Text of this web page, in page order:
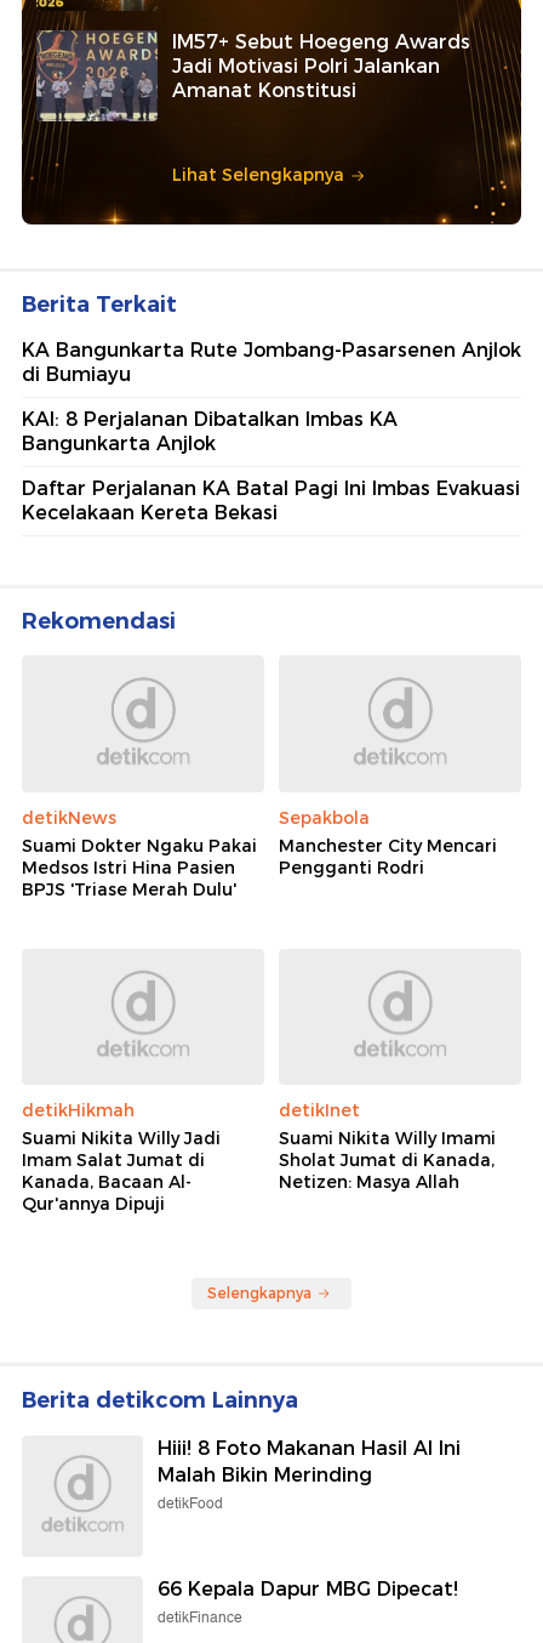
IM57+ Sebut Hoegeng Awards
Jadi Motivasi Polri Jalankan
Amanat Konstitusi
Lihat Selengkapnya
Berita Terkait
KA Bangunkarta Rute Jombang-Pasarsenen Anjlok
di Bumiayu
KAI: 8 Perjalanan Dibatalkan Imbas KA
Bangunkarta Anjlok
Daftar Perjalanan KA Batal Pagi Ini Imbas Evakuasi
Kecelakaan Kereta Bekasi
Rekomendasi
detikNews
Suami Dokter Ngaku Pakai
Medsos Istri Hina Pasien
BPJS 'Triase Merah Dulu'
Sepakbola
Manchester City Mencari
Pengganti Rodri
detikHikmah
Suami Nikita Willy Jadi
Imam Salat Jumat di
Kanada, Bacaan Al-
Qur'annya Dipuji
detikInet
Suami Nikita Willy Imami
Sholat Jumat di Kanada,
Netizen: Masya Allah
Selengkapnya
Berita detikcom Lainnya
Hiii! 8 Foto Makanan Hasil AI Ini
Malah Bikin Merinding
detikFood
66 Kepala Dapur MBG Dipecat!
detikFinance